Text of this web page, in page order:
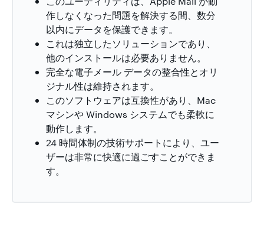
作しなくなった問題を解決する間、数分
以内にデータを保護できます。
これは独立したソリューションであり、
他のインストールは必要ありません。
完全な電子メール データの整合性とオリ
ジナル性は維持されます。
このソフトウェアは互換性があり、Mac
マシンや Windows システムでも柔軟に
動作します。
24 時間体制の技術サポートにより、ユー
ザーは非常に快適に過ごすことができま
す。